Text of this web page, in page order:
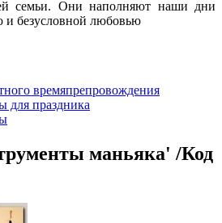
семьи. Они наполняют наши дни
и безусловной любовью
времяпрепровождения
для праздника
маньяка' /Код